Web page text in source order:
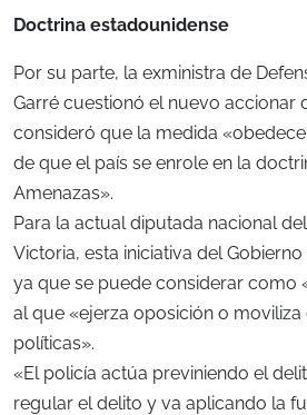
Doctrina estadounidense
Por su parte, la exministra de
Garré cuestionó el nuevo accionar
consideró que la medida
de que el país se enrole en la
Amenazas».
Para la actual diputada nacional
Victoria, esta iniciativa del
ya que se puede considerar como
al que «ejerza oposición o
políticas».
«El policía actúa previniendo el
regular el delito y va aplicando la